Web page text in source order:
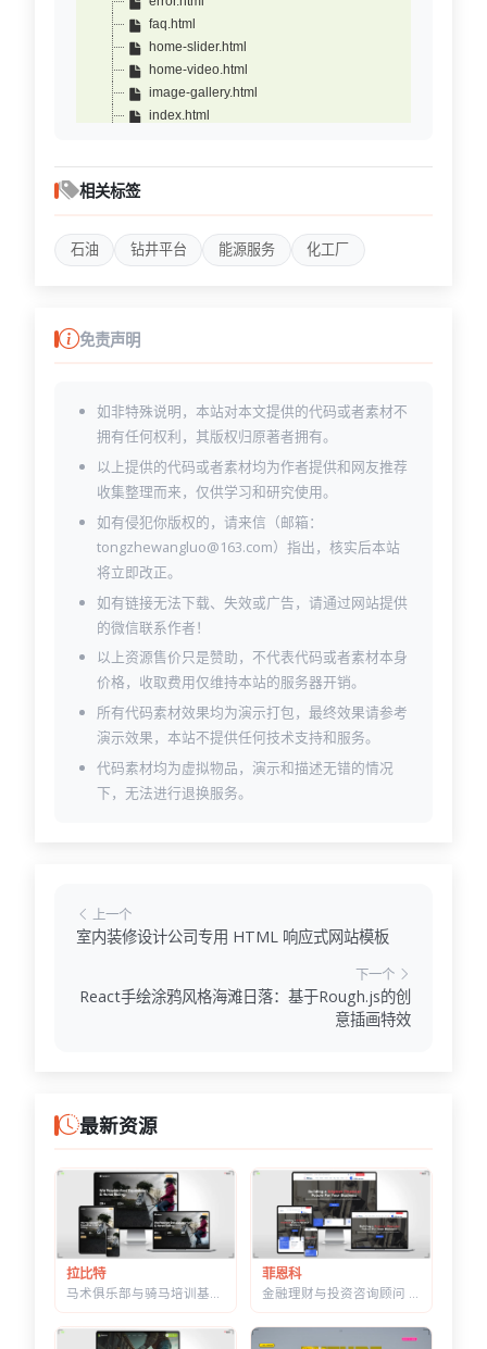
faq.html
home-slider.html
home-video.html
image-gallery.html
index.html
project.html
相关标签
石油 钻井平台 能源服务 化工厂
免责声明
如非特殊说明，本站对本文提供的代码或者素材不
拥有任何权利，其版权归原著者拥有。
以上提供的代码或者素材均为作者提供和网友推荐
收集整理而来，仅供学习和研究使用。
如有侵犯你版权的，请来信（邮箱：
tongzhewangluo@163.com）指出，核实后本站
将立即改正。
如有链接无法下载、失效或广告，请通过网站提供
的微信联系作者！
以上资源售价只是赞助，不代表代码或者素材本身
价格，收取费用仅维持本站的服务器开销。
所有代码素材效果均为演示打包，最终效果请参考
演示效果，本站不提供任何技术支持和服务。
代码素材均为虚拟物品，演示和描述无错的情况
下，无法进行退换服务。
上一个
室内装修设计公司专用 HTML 响应式网站模板
下一个
React手绘涂鸦风格海滩日落：基于Rough.js的创
意插画特效
最新资源
拉比特
马术俱乐部与骑马培训基地 HTML 建站模板 | 骑术课程/马场活动/教练团队
菲恩科
金融理财与投资咨询顾问 HTML 建站模板 | 三套首页/W3C 校验/含商店模块